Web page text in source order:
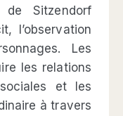
de Sitzendorf
l’observation
Les
les relations
et les
à travers